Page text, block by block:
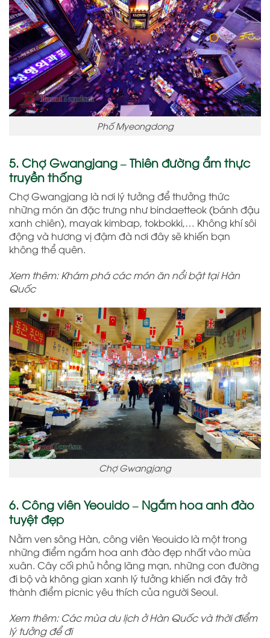
Phố Myeongdong
5. Chợ Gwangjang – Thiên đường ẩm thực
truyền thống
Chợ Gwangjang là nơi lý tưởng để thưởng thức
những món ăn đặc trưng như bindaetteok (bánh đậu
xanh chiên), mayak kimbap, tokbokki,… Không khí sôi
động và hương vị đậm đà nơi đây sẽ khiến bạn
không thể quên.
Xem thêm: Khám phá các món ăn nổi bật tại Hàn
Quốc
Chợ Gwangjang
6. Công viên Yeouido – Ngắm hoa anh đào
tuyệt đẹp
Nằm ven sông Hàn, công viên Yeouido là một trong
những điểm ngắm hoa anh đào đẹp nhất vào mùa
xuân. Cây cối phủ hồng lãng mạn, những con đường
đi bộ và không gian xanh lý tưởng khiến nơi đây trở
thành điểm picnic yêu thích của người Seoul.
Xem thêm: Các mùa du lịch ở Hàn Quốc và thời điểm
lý tưởng để đi